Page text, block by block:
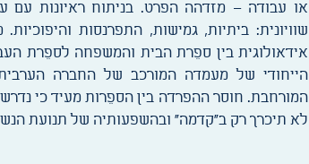
או עבודה – מזדהה הפרט. בניתוח ראיונות עם
שוויונית: ביתיות, גמישות, התפרנסות
אידאולוגית בין ספֵרת הבית והמשפחה לספֵרת
הייחודי של מעמדה המורכב של החברה
המורחבת. חוסר ההפרדה בין הספֵרות מעיד כי
לא תיכרך רק ב"קדמה" ובהשפעותיה של תנועת